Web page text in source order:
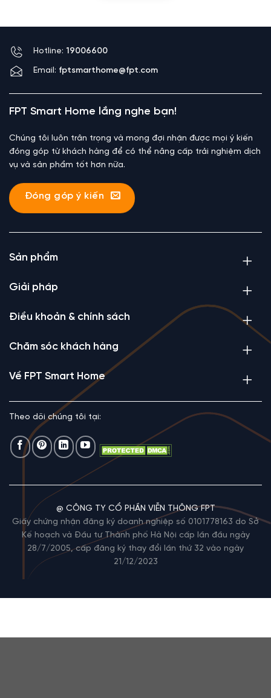
Hotline: 19006600
Email: fptsmarthome@fpt.com
FPT Smart Home lắng nghe bạn!
Chúng tôi luôn trân trọng và mong đợi nhận được mọi ý kiến
đóng góp từ khách hàng để có thể nâng cấp trải nghiệm dịch
vụ và sản phẩm tốt hơn nữa.
Đóng góp ý kiến
Sản phẩm
Giải pháp
Điều khoản & chính sách
Chăm sóc khách hàng
Về FPT Smart Home
Theo dõi chúng tôi tại:
@ CÔNG TY CỔ PHẦN VIỄN THÔNG FPT
Giấy chứng nhận đăng ký doanh nghiệp số 0101778163 do Sở
Kế hoạch và Đầu tư Thành phố Hà Nội cấp lần đầu ngày
28/7/2005, cấp đăng ký thay đổi lần thứ 32 vào ngày
21/12/2023